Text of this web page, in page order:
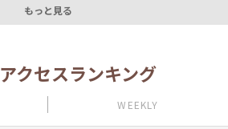
もっと見る
アクセスランキング
WEEKLY